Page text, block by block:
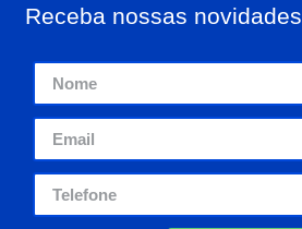
Receba nossas novidades